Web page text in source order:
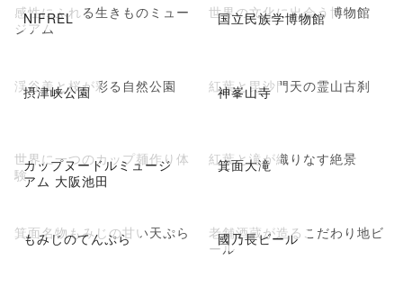
NIFREL
感性にふれる生きものミュー
ジアム
国立民族学博物館
世界の文化に出会う博物館
摂津峡公園
渓谷美と桜が彩る自然公園 神峯山寺
紅葉と毘沙門天の霊山古刹
カップヌードルミュージ
アム 大阪池田
世界に一つのカップ麺作り体
験
箕面大滝
紅葉と滝が織りなす絶景
もみじのてんぷら
箕面名物もみじの甘い天ぷら 國乃長ビール
老舗酒蔵が造るこだわり地ビ
ール